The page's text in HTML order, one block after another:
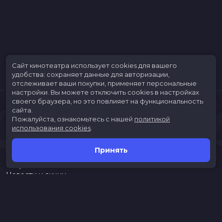
Скоро в кино
Новости и акции
Сайт кинотеатра использует cookies для вашего
удобства: сохраняет данные для авторизации,
отслеживает ваши покупки, применяет персональные
настройки. Вы можете отключить cookies в настройках
своего браузера, но это повлияет на функциональность
сайта.
Пожалуйста, ознакомьтесь с нашей политикой
использования cookies
Принять